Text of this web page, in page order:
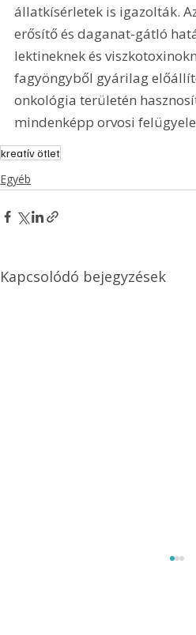
állatkísérletek is igazolták.
erősítő és daganat-gátló
lektineknek és
fagyöngyből gyárilag
onkológia területén
mindenképp orvosi
kreatív ötlet
Egyéb
Kapcsolódó bejegyzések